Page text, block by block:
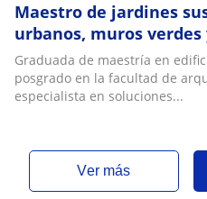
Maestro de jardines
urbanos, muros
jardines
Graduada de maestría en
posgrado en la facultad de
especialista en soluciones...
ver más